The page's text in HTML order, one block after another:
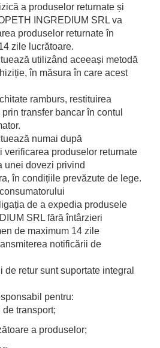
a produselor returnate și
INGREDIUM SRL va
produselor returnate în
zile lucrătoare.
utilizând aceeași metodă
în măsura în care acest
ramburs, restituirea
transfer bancar în contul
numai după
verificarea produselor returnate
unei dovezi privind
în condițiile prevăzute de lege.
de a expedia produsele
SRL fără întârzieri
de maximum 14 zile
notificării de
retur sunt suportate integral
pentru:
transport;
a produselor;